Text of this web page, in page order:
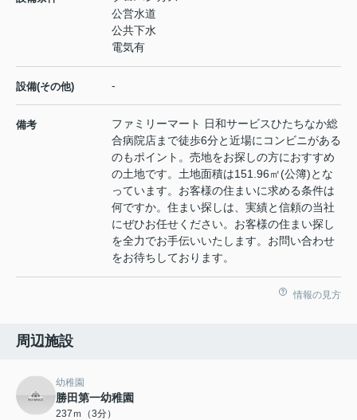
公営水道
公共下水
電気有
設備(その他) -
備考
ファミリーマート 日和サービスひたちなか総
合病院店まで徒歩6分と近場にコンビニがある
のもポイント。売地をお探しの方におすすめ
の土地です。土地面積は151.96㎡(公簿)とな
っています。お客様の住まいに求める条件は
何ですか。住まい探しは、実績と信頼の当社
にぜひお任せください。お客様の住まい探し
を全力でお手伝いいたします。お問い合わせ
をお待ちしております。
情報の見方
周辺施設
幼稚園
勝田第一幼稚園
237ｍ（3分）